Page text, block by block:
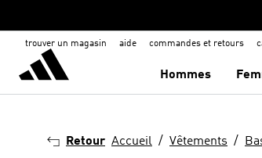
trouver un magasin aide commandes et retours
Hommes
Retour Accueil Vêtements